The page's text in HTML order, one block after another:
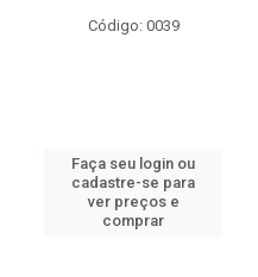
Código: 0039
Faça seu login ou
cadastre-se para
ver preços e
comprar